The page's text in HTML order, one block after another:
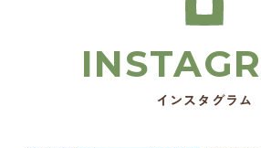
インスタグラム